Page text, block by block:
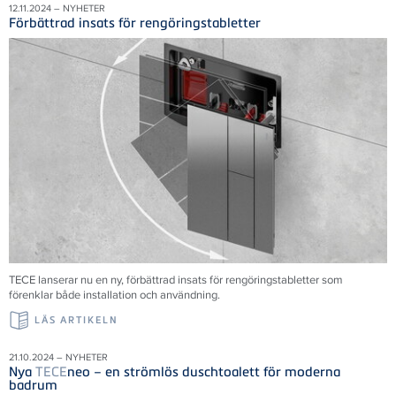
12.11.2024 – NYHETER
Förbättrad insats för rengöringstabletter
TECE lanserar nu en ny, förbättrad insats för rengöringstabletter som
förenklar både installation och användning.
LÄS ARTIKELN
21.10.2024 – NYHETER
Nya TECEneo – en strömlös duschtoalett för moderna
badrum